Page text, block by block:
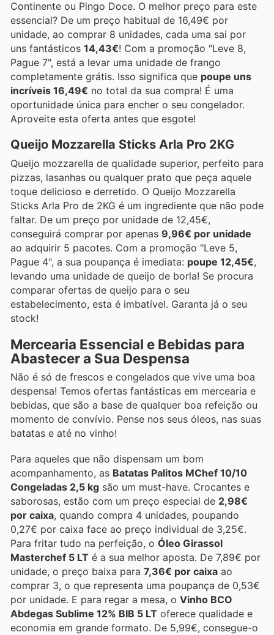
Continente ou Pingo Doce. O melhor preço para este
essencial? De um preço habitual de 16,49€ por
unidade, ao comprar 8 unidades, cada uma sai por
uns fantásticos 14,43€! Com a promoção "Leve 8,
Pague 7", está a levar uma unidade de frango
completamente grátis. Isso significa que poupe uns
incríveis 16,49€ no total da sua compra! É uma
oportunidade única para encher o seu congelador.
Aproveite esta oferta antes que esgote!
Queijo Mozzarella Sticks Arla Pro 2KG
Queijo mozzarella de qualidade superior, perfeito para
pizzas, lasanhas ou qualquer prato que peça aquele
toque delicioso e derretido. O Queijo Mozzarella
Sticks Arla Pro de 2KG é um ingrediente que não pode
faltar. De um preço por unidade de 12,45€,
conseguirá comprar por apenas 9,96€ por unidade
ao adquirir 5 pacotes. Com a promoção "Leve 5,
Pague 4", a sua poupança é imediata: poupe 12,45€,
levando uma unidade de queijo de borla! Se procura
comparar ofertas de queijo para o seu
estabelecimento, esta é imbatível. Garanta já o seu
stock!
Mercearia Essencial e Bebidas para
Abastecer a Sua Despensa
Não é só de frescos e congelados que vive uma boa
despensa! Temos ofertas fantásticas em mercearia e
bebidas, que são a base de qualquer boa refeição ou
momento de convívio. Pense nos seus óleos, nas suas
batatas e até no vinho!
Para aqueles que não dispensam um bom
acompanhamento, as Batatas Palitos MChef 10/10
Congeladas 2,5 kg são um must-have. Crocantes e
saborosas, estão com um preço especial de 2,98€
por caixa, quando compra 4 unidades, poupando
0,27€ por caixa face ao preço individual de 3,25€.
Para fritar tudo na perfeição, o Óleo Girassol
Masterchef 5 LT é a sua melhor aposta. De 7,89€ por
unidade, o preço baixa para 7,36€ por caixa ao
comprar 3, o que representa uma poupança de 0,53€
por unidade. E para regar a mesa, o Vinho BCO
Abdegas Sublime 12% BIB 5 LT oferece qualidade e
economia em grande formato. De 5,99€, consegue-o